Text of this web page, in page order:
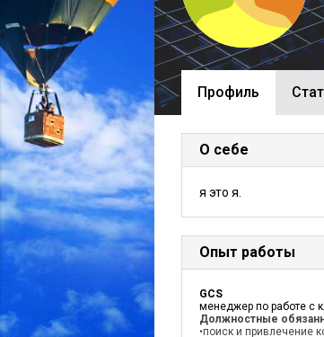
Профиль
О себе
я это я.
Опыт работы
GCS
менеджер по работе с
Должностные
•поиск и привлечение